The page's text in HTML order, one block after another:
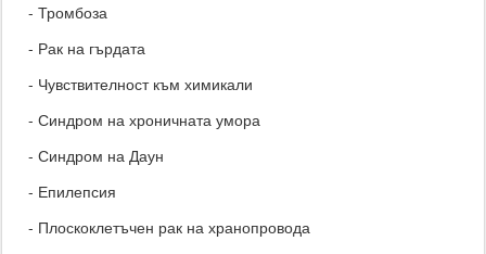
- Тромбоза
- Рак на гърдата
- Чувствителност към химикали
- Синдром на хроничната умора
- Синдром на Даун
- Епилепсия
- Плоскоклетъчен рак на хранопровода